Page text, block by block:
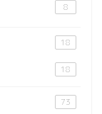
8
18
18
73